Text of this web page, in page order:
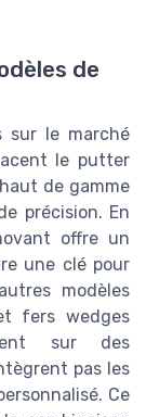
de
sur le marché
le putter
de gamme
précision. En
offre un
une clé pour
modèles
fers wedges
sur des
pas les
Ce